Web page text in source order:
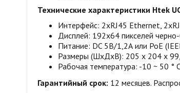
Технические характеристики Htek
Интерфейс: 2хRJ45 Ethernet,
Дисплей: 192x64 пикселей
Питание: DC 5В/1,2А или PoE
Размеры (ШхДхВ): 205 x 204 x
Рабочая температура: -10 ~ 50 °
Гарантийный срок: 12 месяцев.